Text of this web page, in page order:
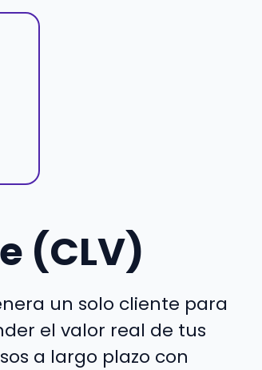
(CLV)
un solo cliente para
el valor real de tus
a largo plazo con